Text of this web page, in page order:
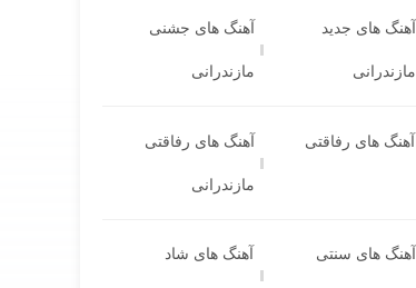
آهنگ های جدید
مازندرانی
آهنگ های جشنی
مازندرانی
آهنگ های رفاقتی آهنگ های رفاقتی
مازندرانی
آهنگ های سنتی آهنگ های شاد